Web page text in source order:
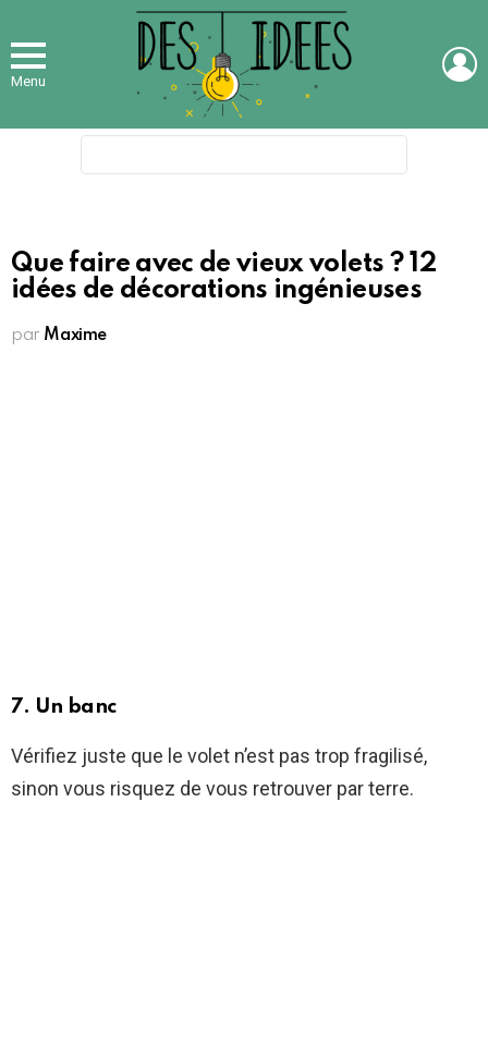
Menu
Que faire avec de vieux volets ? 12
idées de décorations ingénieuses
par Maxime
7. Un banc
Vérifiez juste que le volet n’est pas trop fragilisé,
sinon vous risquez de vous retrouver par terre.